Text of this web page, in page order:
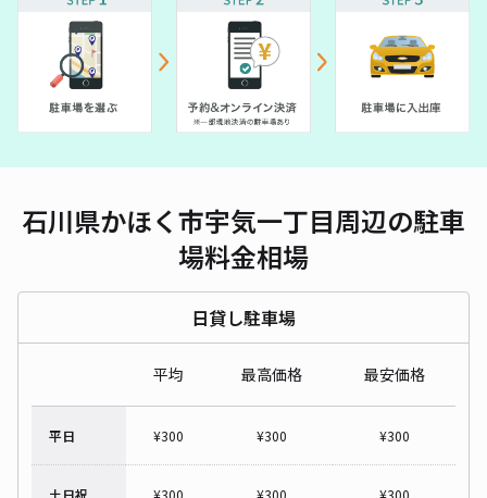
石川県かほく市宇気一丁目周辺の駐車
場料金相場
日貸し駐車場
平均 最高価格 最安価格
平日 ¥300 ¥300 ¥300
土日祝 ¥300 ¥300 ¥300